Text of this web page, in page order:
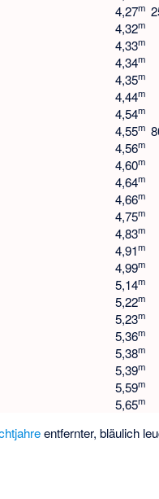
4,27m
4,32m
4,33m
4,34m
4,35m
4,44m
4,54m
4,55m
4,56m
4,60m
4,64m
4,66m
4,75m
4,83m
4,91m
4,99m
5,14m
5,22m
5,23m
5,36m
5,38m
5,39m
5,59m
5,65m
entfernter, bläulich